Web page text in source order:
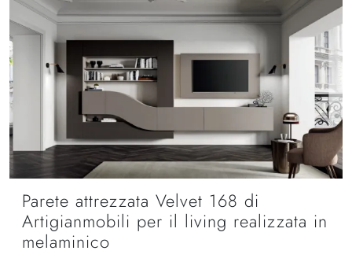
Parete attrezzata Velvet 168 di
Artigianmobili per il living realizzata in
melaminico